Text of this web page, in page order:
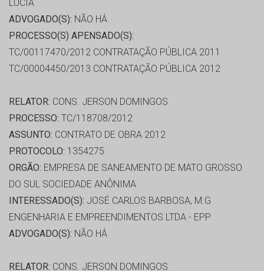
LUCIA
ADVOGADO(S): NÃO HÁ
PROCESSO(S) APENSADO(S):
TC/00117470/2012 CONTRATAÇÃO PÚBLICA 2011
TC/00004450/2013 CONTRATAÇÃO PÚBLICA 2012
RELATOR: CONS. JERSON DOMINGOS
PROCESSO: TC/118708/2012
ASSUNTO: CONTRATO DE OBRA 2012
PROTOCOLO: 1354275
ORGÃO: EMPRESA DE SANEAMENTO DE MATO GROSSO
DO SUL SOCIEDADE ANÔNIMA
INTERESSADO(S): JOSÉ CARLOS BARBOSA, M.G
ENGENHARIA E EMPREENDIMENTOS LTDA - EPP
ADVOGADO(S): NÃO HÁ
RELATOR: CONS. JERSON DOMINGOS